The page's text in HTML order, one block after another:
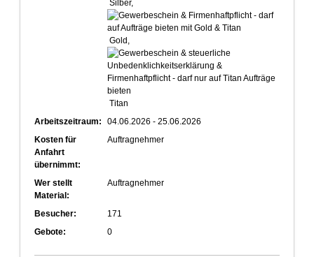
Silber,
Gold,
Titan
Arbeitszeitraum:
04.06.2026 - 25.06.2026
Kosten für
Anfahrt
übernimmt:
Auftragnehmer
Wer stellt
Material:
Auftragnehmer
Besucher:
171
Gebote:
0